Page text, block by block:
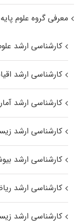
معرفی گروه علوم
کارشناسی ارشد
کارشناسی ارشد
کارشناسی ارشد آمار
کارشناسی ارشد
کارشناسی ارشد
کارشناسی ارشد
کارشناسی ارشد